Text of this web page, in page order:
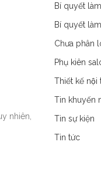
nhiên,
Bí quyết làm
Bí quyết
Chưa phân
Phụ kiên
Thiết kế nội
Tin khuyến
Tin sự kiện
Tin tức